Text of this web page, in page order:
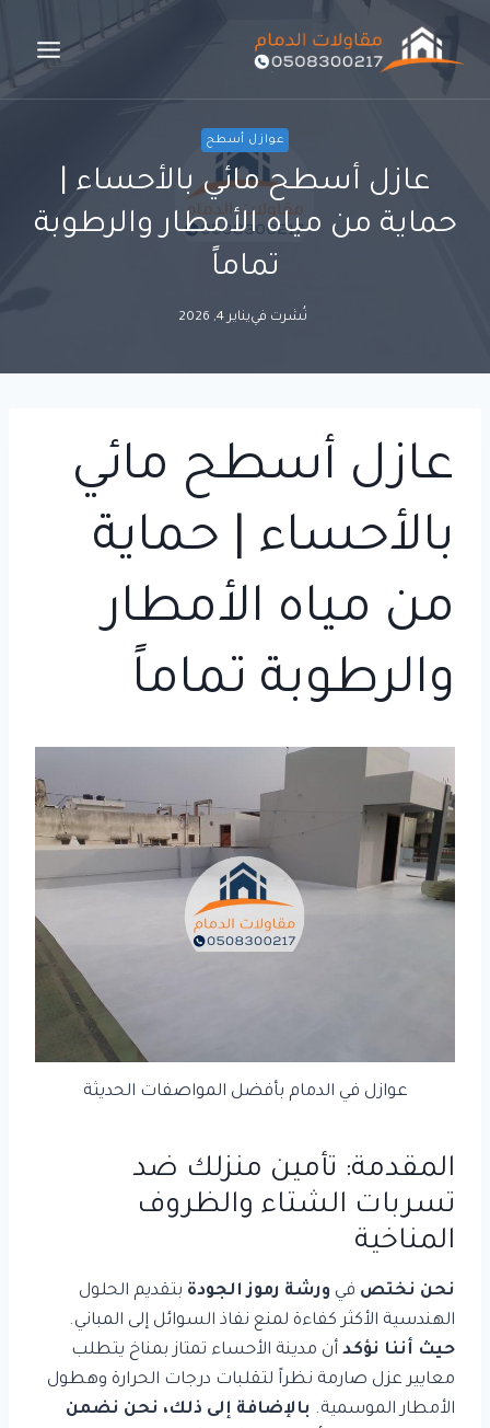
التجاوز
المحتوى
عوازل أسطح
عازل أسطح مائي بالأحساء |
حماية من مياه الأمطار والرطوبة
تماماً
نُشرت فييناير 4, 2026
عازل أسطح مائي
بالأحساء | حماية
من مياه الأمطار
والرطوبة تماماً
عوازل في الدمام بأفضل المواصفات الحديثة
المقدمة: تأمين منزلك ضد
تسربات الشتاء والظروف
المناخية
نحن نختص في ورشة رموز الجودة بتقديم الحلول
الهندسية الأكثر كفاءة لمنع نفاذ السوائل إلى المباني.
حيث أننا نؤكد أن مدينة الأحساء تمتاز بمناخ يتطلب
معايير عزل صارمة نظراً لتقلبات درجات الحرارة وهطول
الأمطار الموسمية. بالإضافة إلى ذلك، نحن نضمن